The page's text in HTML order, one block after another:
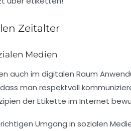
Zeitalter
Medien
auch im digitalen Raum
man respektvoll
der Etikette im Internet
Umgang in sozialen